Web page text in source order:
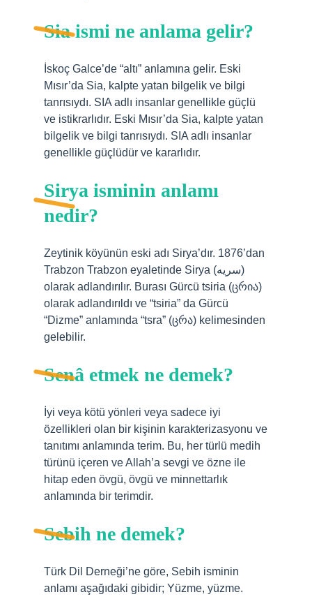
Sia ismi ne anlama gelir?
İskoç Galce’de “altı” anlamına gelir. Eski
Mısır’da Sia, kalpte yatan bilgelik ve bilgi
tanrısıydı. SIA adlı insanlar genellikle güçlü
ve istikrarlıdır. Eski Mısır’da Sia, kalpte yatan
bilgelik ve bilgi tanrısıydı. SIA adlı insanlar
genellikle güçlüdür ve kararlıdır.
Sirya isminin anlamı
nedir?
Zeytinik köyünün eski adı Sirya’dır. 1876’dan
Trabzon Trabzon eyaletinde Sirya (سریە)
olarak adlandırılır. Burası Gürcü tsiria (ცრია)
olarak adlandırıldı ve “tsiria” da Gürcü
“Dizme” anlamında “tsra” (ცრა) kelimesinden
gelebilir.
Senâ etmek ne demek?
İyi veya kötü yönleri veya sadece iyi
özellikleri olan bir kişinin karakterizasyonu ve
tanıtımı anlamında terim. Bu, her türlü medih
türünü içeren ve Allah’a sevgi ve özne ile
hitap eden övgü, övgü ve minnettarlık
anlamında bir terimdir.
Sebih ne demek?
Türk Dil Derneği’ne göre, Sebih isminin
anlamı aşağıdaki gibidir; Yüzme, yüzme.